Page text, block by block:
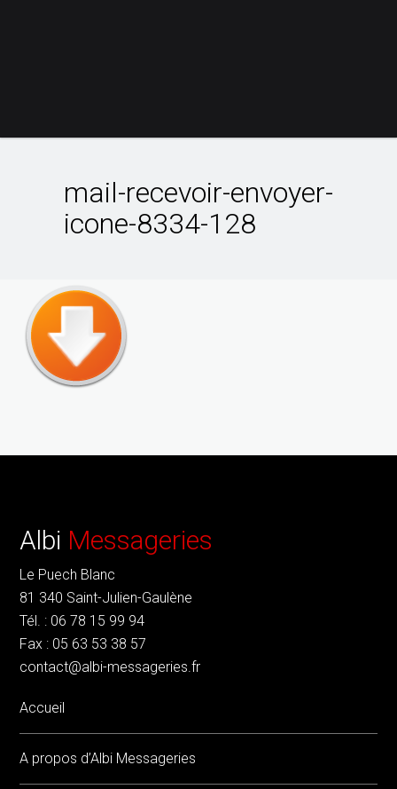
mail-recevoir-envoyer-
icone-8334-128
Albi Messageries
Le Puech Blanc
81 340 Saint-Julien-Gaulène
Tél. : 06 78 15 99 94
Fax : 05 63 53 38 57
contact@albi-messageries.fr
Accueil
A propos d’Albi Messageries